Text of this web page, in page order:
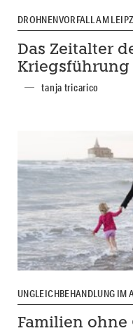
DROHNENVORFALL AM
Das Zeitalter
Kriegsführung
tanja tricarico
UNGLEICHBEHANDLUNG IM
Familien ohne